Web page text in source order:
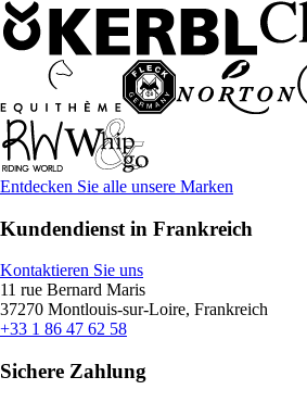
Entdecken Sie alle unsere Marken
Kundendienst in Frankreich
Kontaktieren Sie uns
11 rue Bernard Maris
37270 Montlouis-sur-Loire, Frankreich
+33 1 86 47 62 58
Sichere Zahlung